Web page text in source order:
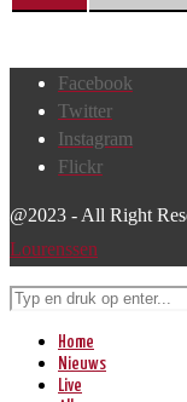
Facebook
Twitter
Instagram
Flickr
@2023 - All Right
Lourenssen
Home
Nieuws
Live